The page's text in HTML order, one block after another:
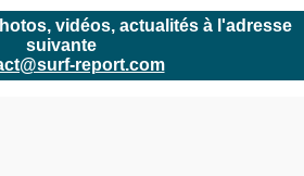
vidéos, actualités à l'adresse
suivante
report.com